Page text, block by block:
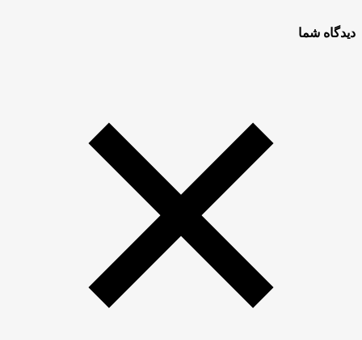
دیدگاه شما